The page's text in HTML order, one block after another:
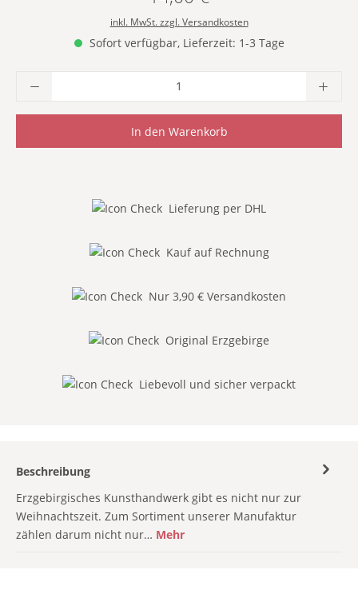
Regulärer Preis:
inkl. MwSt. zzgl. Versandkosten
Sofort verfügbar, Lieferzeit: 1-3 Tage
Produkt Anzahl: Gib den gewünschten
In den Warenkorb
Lieferung per DHL
Kauf auf Rechnung
Nur 3,90 € Versandkosten
Original Erzgebirge
Liebevoll und sicher verpackt
Beschreibung
Erzgebirgisches Kunsthandwerk gibt es nicht nur zur
Weihnachtszeit. Zum Sortiment unserer Manufaktur
zählen darum nicht nur… Mehr